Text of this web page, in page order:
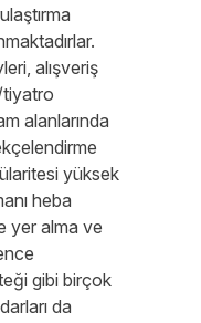
alışveriş
tiyatro
alanlarında
yüksek
heba
yer alma ve
gibi birçok
da